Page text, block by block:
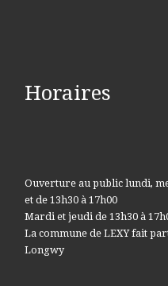
Horaires
Ouverture au public lundi,
et de 13h30 à 17h00
Mardi et jeudi de 13h30 à
La commune de LEXY fait
Longwy